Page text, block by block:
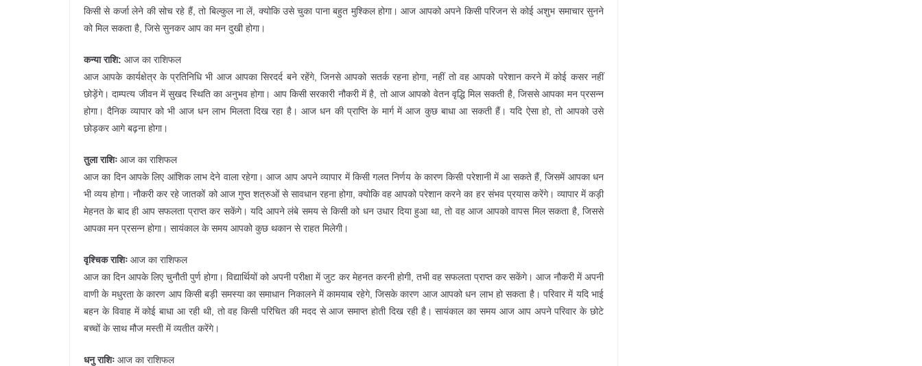
किसी से कर्जा लेने की सोच रहे हैं, तो बिल्कुल ना लें, क्योकि उसे चुका पाना बहुत मुश्किल होगा। आज आपको अपने किसी परिजन से कोई अशुभ समाचार सुनने
को मिल सकता है, जिसे सुनकर आप का मन दुखी होगा।
कन्या राशि: आज का राशिफल
आज आपके कार्यक्षेत्र के प्रतिनिधि भी आज आपका सिरदर्द बने रहेंगे, जिनसे आपको सतर्क रहना होगा, नहीं तो वह आपको परेशान करने में कोई कसर नहीं
छोड़ेंगे। दाम्पत्य जीवन में सुखद स्थिति का अनुभव होगा। आप किसी सरकारी नौकरी में है, तो आज आपको वेतन वृद्धि मिल सकती है, जिससे आपका मन प्रसन्न
होगा। दैनिक व्यापार को भी आज धन लाभ मिलता दिख रहा है। आज धन की प्राप्ति के मार्ग में आज कुछ बाधा आ सकती हैं। यदि ऐसा हो, तो आपको उसे
छोड़कर आगे बढ़ना होगा।
तुला राशिः आज का राशिफल
आज का दिन आपके लिए आंशिक लाभ देने वाला रहेगा। आज आप अपने व्यापार में किसी गलत निर्णय के कारण किसी परेशानी में आ सकते हैं, जिसमें आपका धन
भी व्यय होगा। नौकरी कर रहे जातकों को आज गुप्त शत्रुओं से सावधान रहना होगा, क्योकि वह आपको परेशान करने का हर संभव प्रयास करेंगे। व्यापार में कड़ी
मेहनत के बाद ही आप सफलता प्राप्त कर सकेंगे। यदि आपने लंबे समय से किसी को धन उधार दिया हुआ था, तो वह आज आपको वापस मिल सकता है, जिससे
आपका मन प्रसन्न होगा। सायंकाल के समय आपको कुछ थकान से राहत मिलेगी।
वृश्चिक राशिः आज का राशिफल
आज का दिन आपके लिए चुनौती पुर्ण होगा। विद्यार्थियों को अपनी परीक्षा में जुट कर मेहनत करनी होगी, तभी वह सफलता प्राप्त कर सकेंगे। आज नौकरी में अपनी
वाणी के मधुरता के कारण आप किसी बड़ी समस्या का समाधान निकालने में कामयाब रहेगे, जिसके कारण आज आपको धन लाभ हो सकता है। परिवार में यदि भाई
बहन के विवाह में कोई बाधा आ रही थी, तो वह किसी परिचित की मदद से आज समाप्त होती दिख रही है। सायंकाल का समय आज आप अपने परिवार के छोटे
बच्चों के साथ मौज मस्ती में व्यतीत करेंगे।
धनु राशिः आज का राशिफल